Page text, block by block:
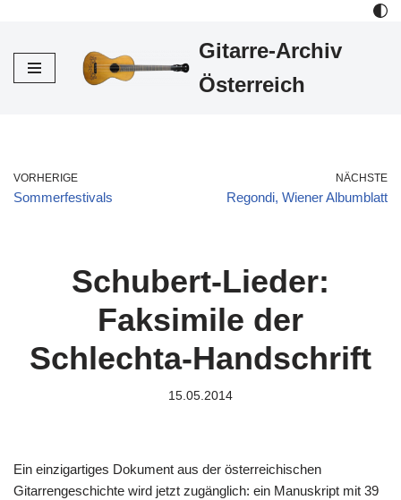
Inhalt
Gitarre-Archiv
Österreich
VORHERIGE
Sommerfestivals
NÄCHSTE
Regondi, Wiener Albumblatt
Schubert-Lieder:
Faksimile der
Schlechta-Handschrift
15.05.2014
Ein einzigartiges Dokument aus der österreichischen
Gitarrengeschichte wird jetzt zugänglich: ein Manuskript mit 39